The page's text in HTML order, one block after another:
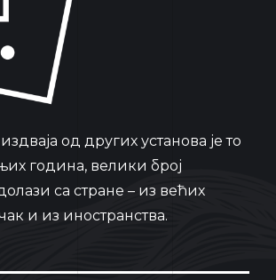
од других установа је то
година, велики број
са стране – из већих
и из иностранства.